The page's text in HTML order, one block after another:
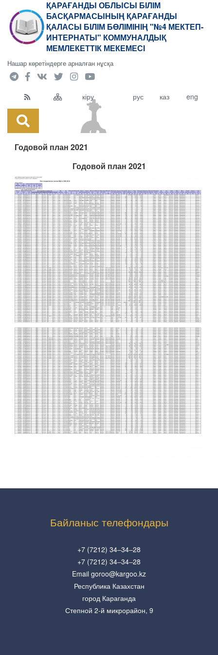
ҚАРАҒАНДЫ ОБЛЫСЫ БІЛІМ
БАСҚАРМАСЫНЫҢ ҚАРАҒАНДЫ
ҚАЛАСЫ БІЛІМ БӨЛІМІНІҢ "№4 МЕКТЕП-
ИНТЕРНАТЫ" КОММУНАЛДЫҚ
МЕМЛЕКЕТТІК МЕКЕМЕСІ
Нашар көретіндерге арналған нұсқа
кіру рус каз eng
Годовой план 2021
Годовой план 2021
Байланыс телефондары
+7 (7212) 34–34–28
+7 (7212) 34–34–28
Email goroo@kargoo.kz
Республика Казахстан
город Караганда
Степной 2-й микрорайон, 9